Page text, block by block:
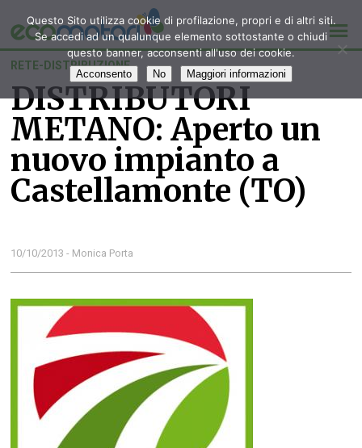
RETE-DISTRIBUZIONE
DISTRIBUTORI
METANO: Aperto un
nuovo impianto a
Castellamonte (TO)
10/10/2013 - Monica Porta
Questo Sito utilizza cookie di profilazione, propri e di altri siti.
Se accedi ad un qualunque elemento sottostante o chiudi
questo banner, acconsenti all'uso dei cookie.
Acconsento No Maggiori informazioni